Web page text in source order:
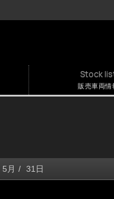
Stock
販売車両情
5月 31日